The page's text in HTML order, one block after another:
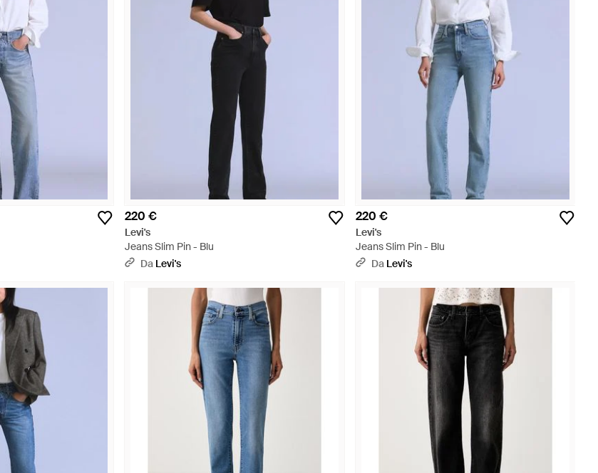
220 €
Levi's
Jeans Slim Pin - Blu
Da Levi's
220 €
Levi's
Jeans Slim Pin - Blu
Da Levi's